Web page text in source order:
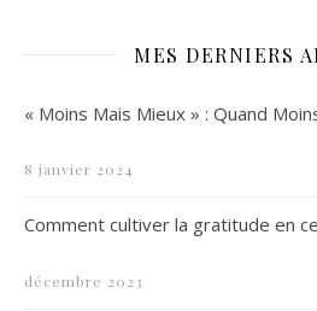
MES DERNIERS
« Moins Mais Mieux » : Quand
8 janvier 2024
Comment cultiver la gratitude en
décembre 2023